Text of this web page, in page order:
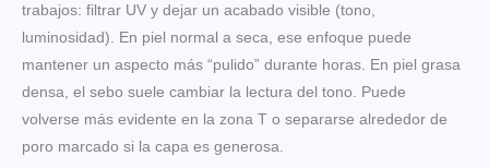
trabajos: filtrar UV y dejar un acabado visible (tono,
luminosidad). En piel normal a seca, ese enfoque puede
mantener un aspecto más “pulido” durante horas. En piel grasa
densa, el sebo suele cambiar la lectura del tono. Puede
volverse más evidente en la zona T o separarse alrededor de
poro marcado si la capa es generosa.